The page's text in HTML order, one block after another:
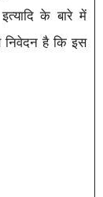
के बारे में
निवेदन है कि इस